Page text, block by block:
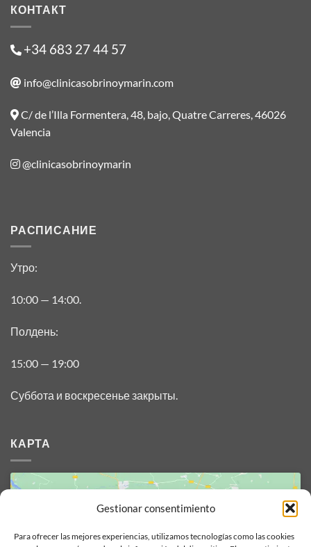
Gestionar consentimiento
Para ofrecer las mejores experiencias, utilizamos tecnologías como las cookies
КОНТАКТ
+34 683 27 44 57
info@clinicasobrinoymarin.com
C/ de l’Illa Formentera, 48, bajo, Quatre Carreres, 46026
Valencia
@clinicasobrinoymarin
РАСПИСАНИЕ
Утро:
10:00 — 14:00.
Полдень:
15:00 — 19:00
Суббота и воскресенье закрыты.
КАРТА